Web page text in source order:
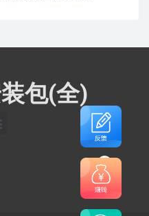
包(全)